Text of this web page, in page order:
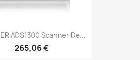
ADS1300 Scanner De...
265,06 €